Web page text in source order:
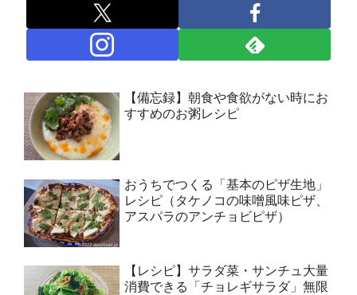
【備忘録】朝食や食欲がない時にお
すすめのお粥レシピ
おうちでつくる「基本のピザ生地」
レシピ（タケノコの味噌風味ピザ、
アスパラのアンチョビピザ）
【レシピ】サラダ菜・サンチュ大量
消費できる「チョレギサラダ」無限